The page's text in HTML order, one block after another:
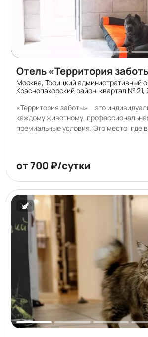
Отель «Территория
Москва, Троицкий административный
Краснопахорский район, квартал № 21,
«Территория заботы» – это
каждому животному,
премиальные условия. Это место, где
или насладиться SPA-процедурами. В нашем отеле вы
можете подготовить питомца к
арендовать помещения для
классов, лекций, соревнований и
от 700 ₽/сутки